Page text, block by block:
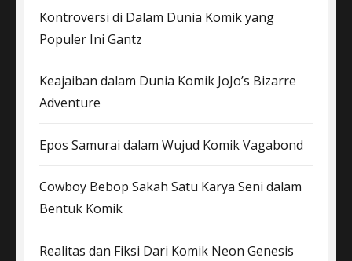
Kontroversi di Dalam Dunia Komik yang
Populer Ini Gantz
Keajaiban dalam Dunia Komik JoJo’s Bizarre
Adventure
Epos Samurai dalam Wujud Komik Vagabond
Cowboy Bebop Sakah Satu Karya Seni dalam
Bentuk Komik
Realitas dan Fiksi Dari Komik Neon Genesis